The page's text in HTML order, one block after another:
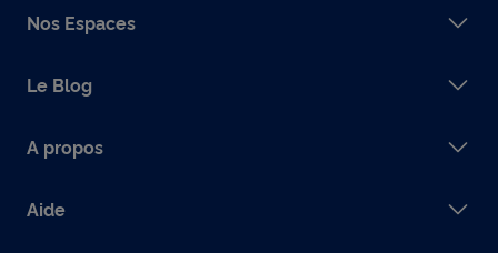
Nos Espaces
Le Blog
A propos
Aide